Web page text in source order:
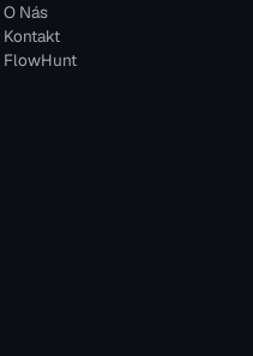
O Nás
Kontakt
FlowHunt